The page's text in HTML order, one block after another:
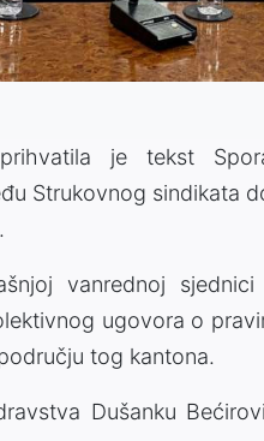
je tekst
Strukovnog sindikata
vanrednoj
ugovora o
tog kantona.
Dušanku